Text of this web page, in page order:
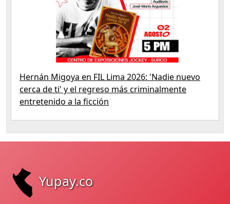
Hernán Migoya en FIL Lima 2026: 'Nadie nuevo
cerca de ti' y el regreso más criminalmente
entretenido a la ficción
Yupay.co